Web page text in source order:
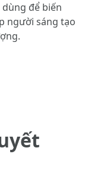
để biến
người sáng tạo